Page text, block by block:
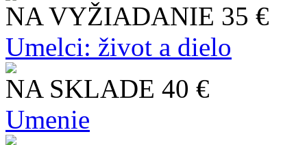
NA VYŽIADANIE 35 €
Umelci: život a dielo
NA SKLADE 40 €
Umenie